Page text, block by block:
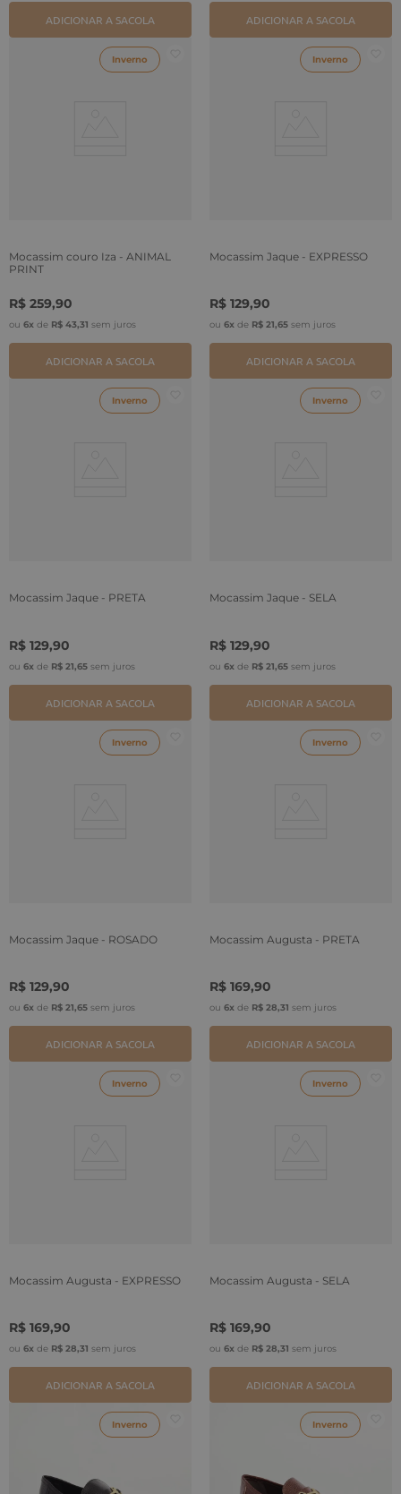
ADICIONAR A SACOLA ADICIONAR A SACOLA
Inverno
Mocassim couro Iza - ANIMAL
PRINT
R$ 259,90
ou 6x de R$ 43,31 sem juros
ADICIONAR A SACOLA
Inverno
Mocassim Jaque - EXPRESSO
R$ 129,90
ou 6x de R$ 21,65 sem juros
ADICIONAR A SACOLA
Inverno
Mocassim Jaque - PRETA
R$ 129,90
ou 6x de R$ 21,65 sem juros
ADICIONAR A SACOLA
Inverno
Mocassim Jaque - SELA
R$ 129,90
ou 6x de R$ 21,65 sem juros
ADICIONAR A SACOLA
Inverno
Mocassim Jaque - ROSADO
R$ 129,90
ou 6x de R$ 21,65 sem juros
ADICIONAR A SACOLA
Inverno
Mocassim Augusta - PRETA
R$ 169,90
ou 6x de R$ 28,31 sem juros
ADICIONAR A SACOLA
Inverno
Mocassim Augusta - EXPRESSO
R$ 169,90
ou 6x de R$ 28,31 sem juros
ADICIONAR A SACOLA
Inverno
Mocassim Augusta - SELA
R$ 169,90
ou 6x de R$ 28,31 sem juros
ADICIONAR A SACOLA
Inverno Inverno